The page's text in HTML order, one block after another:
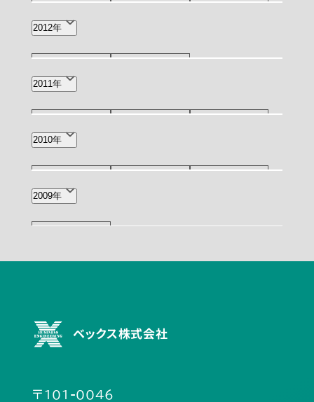
5月(1)
2012年
12月(1)
2011年
12月(1)
2010年
11月(1)
2009年
ベックス株式会社
〒101-0046